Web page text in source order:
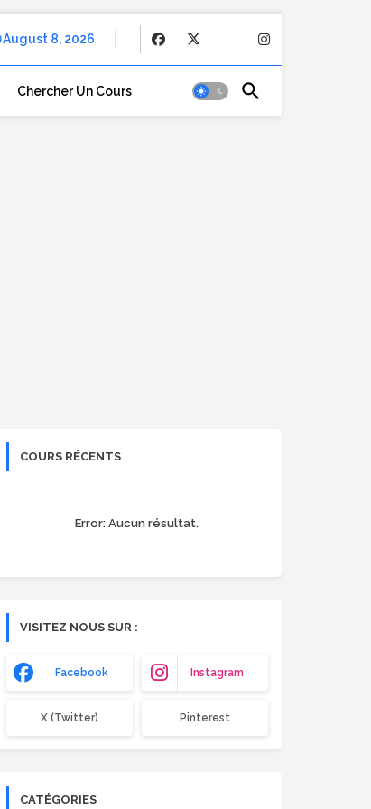
August 8, 2026
Chercher Un Cours
COURS RÉCENTS
Error: Aucun résultat.
VISITEZ NOUS SUR :
Facebook Instagram
X (Twitter) Pinterest
CATÉGORIES